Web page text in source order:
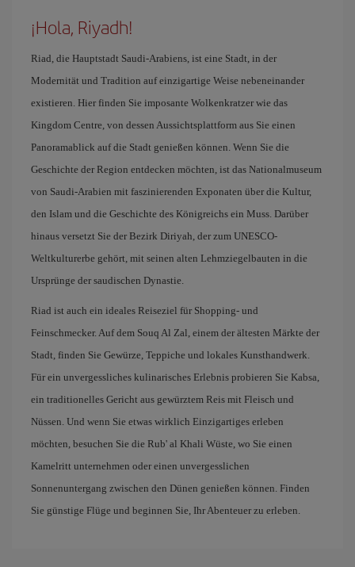
¡Hola, Riyadh!
Riad, die Hauptstadt Saudi-Arabiens, ist eine Stadt, in der
Modernität und Tradition auf einzigartige Weise nebeneinander
existieren. Hier finden Sie imposante Wolkenkratzer wie das
Kingdom Centre, von dessen Aussichtsplattform aus Sie einen
Panoramablick auf die Stadt genießen können. Wenn Sie die
Geschichte der Region entdecken möchten, ist das Nationalmuseum
von Saudi-Arabien mit faszinierenden Exponaten über die Kultur,
den Islam und die Geschichte des Königreichs ein Muss. Darüber
hinaus versetzt Sie der Bezirk Diriyah, der zum UNESCO-
Weltkulturerbe gehört, mit seinen alten Lehmziegelbauten in die
Ursprünge der saudischen Dynastie.
Riad ist auch ein ideales Reiseziel für Shopping- und
Feinschmecker. Auf dem Souq Al Zal, einem der ältesten Märkte der
Stadt, finden Sie Gewürze, Teppiche und lokales Kunsthandwerk.
Für ein unvergessliches kulinarisches Erlebnis probieren Sie Kabsa,
ein traditionelles Gericht aus gewürztem Reis mit Fleisch und
Nüssen. Und wenn Sie etwas wirklich Einzigartiges erleben
möchten, besuchen Sie die Rub' al Khali Wüste, wo Sie einen
Kamelritt unternehmen oder einen unvergesslichen
Sonnenuntergang zwischen den Dünen genießen können. Finden
Sie günstige Flüge und beginnen Sie, Ihr Abenteuer zu erleben.